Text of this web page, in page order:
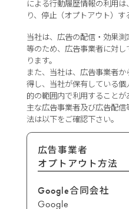
による行動履歴情報の利用
り、停止（オプトアウト）す
当社は、広告の配信・効果
等のため、広告事業者に対
ります。
また、当社は、広告事業者
得し、当社が保有している
的の範囲内で利用することが
主な広告事業者及び広告配
法は以下をご確認下さい。
広告事業者
オプトアウト方法
Google合同会社
Google